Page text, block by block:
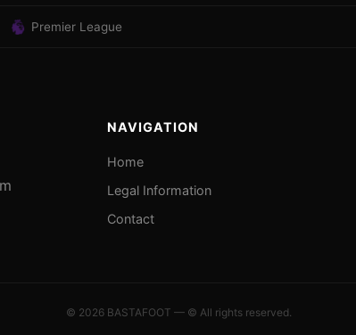
Premier League
NAVIGATION
Home
Legal Information
Contact
© 2026 BASTAFOOT — © All rights reserved.